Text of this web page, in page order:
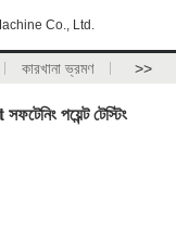
Co., Ltd.
কারখানা ভ্রমণ >>
পয়েন্ট টেস্টিং